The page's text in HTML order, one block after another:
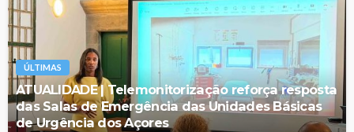
ÚLTIMAS
ATUALIDADE | Telemonitorização reforça resposta
das Salas de Emergência das Unidades Básicas
de Urgência dos Açores